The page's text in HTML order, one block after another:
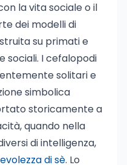
la vita sociale o il
dei modelli di
su primati e
sociali. I cefalopodi
solitari e
simbolica
storicamente a
quando nella
di intelligenza,
di sè. Lo